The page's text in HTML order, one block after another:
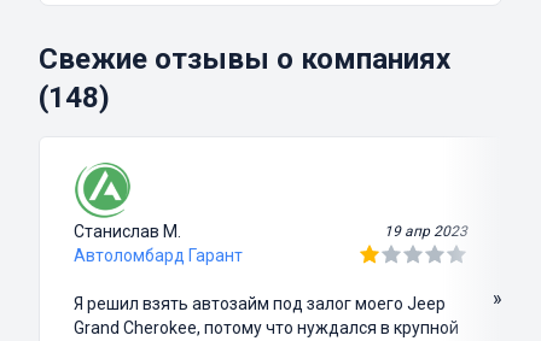
Свежие отзывы о компаниях
(148)
Станислав М. 19 апр 2023
Автоломбард Гарант
Я решил взять автозайм под залог моего Jeep
Grand Cherokee, потому что нуждался в крупной
»